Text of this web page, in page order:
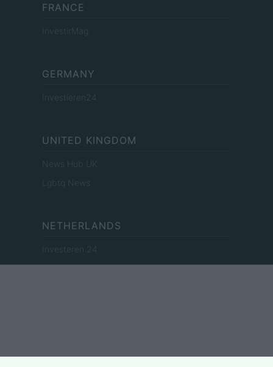
FRANCE
InvestirMag
GERMANY
Investieren24
UNITED KINGDOM
News Hub UK
Lgbtq News
NETHERLANDS
Investeren 24
NL Newz